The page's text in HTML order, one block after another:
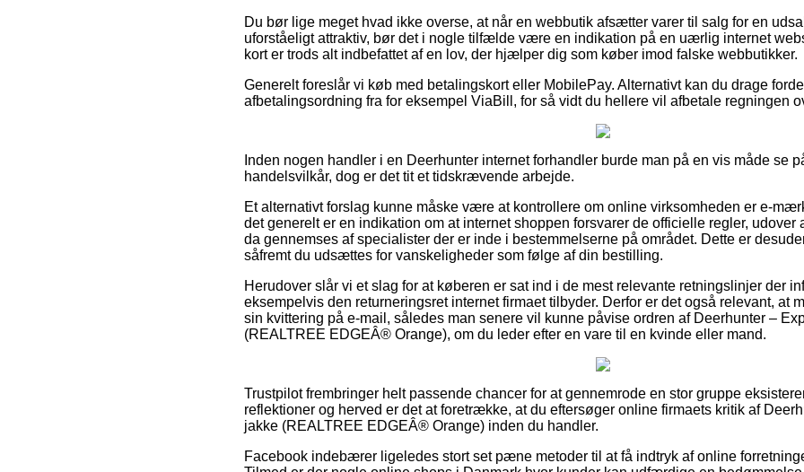
Du bør lige meget hvad ikke overse, at når en webbutik afsætter varer til salg for en
uforståeligt attraktiv, bør det i nogle tilfælde være en indikation på en uærlig internet
kort er trods alt indbefattet af en lov, der hjælper dig som køber imod falske webbutikker.
Generelt foreslår vi køb med betalingskort eller MobilePay. Alternativt kan du drage
afbetalingsordning fra for eksempel ViaBill, for så vidt du hellere vil afbetale regningen
Inden nogen handler i en Deerhunter internet forhandler burde man på en vis måde se
handelsvilkår, dog er det tit et tidskrævende arbejde.
Et alternativt forslag kunne måske være at kontrollere om online virksomheden er e-
det generelt er en indikation om at internet shoppen forsvarer de officielle regler, udover
da gennemses af specialister der er inde i bestemmelserne på området. Dette er
såfremt du udsættes for vanskeligheder som følge af din bestilling.
Herudover slår vi et slag for at køberen er sat ind i de mest relevante retningslinjer der
eksempelvis den returneringsret internet firmaet tilbyder. Derfor er det også relevant, at
sin kvittering på e-mail, således man senere vil kunne påvise ordren af Deerhunter –
(REALTREE EDGEÂ® Orange), om du leder efter en vare til en kvinde eller mand.
Trustpilot frembringer helt passende chancer for at gennemrode en stor gruppe
reflektioner og herved er det at foretrække, at du eftersøger online firmaets kritik af
jakke (REALTREE EDGEÂ® Orange) inden du handler.
Facebook indebærer ligeledes stort set pæne metoder til at få indtryk af online